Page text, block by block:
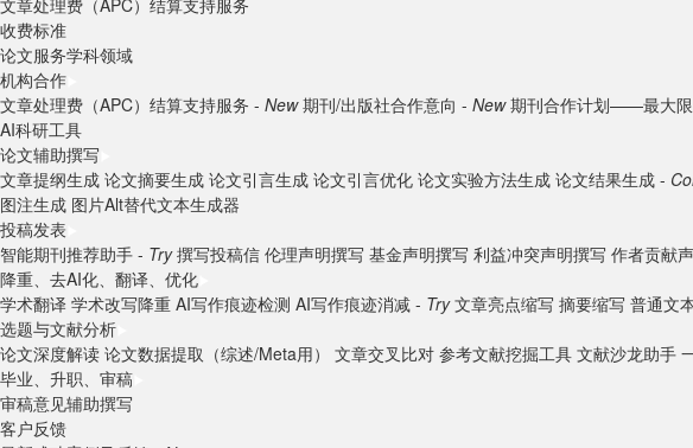
文章处理费（APC）结算支持服务
收费标准
论文服务学科领域
机构合作
文章处理费（APC）结算支持服务 - New 期刊/出版社合作意向 - New 期刊合作计划——最大限
AI科研工具
论文辅助撰写
文章提纲生成 论文摘要生成 论文引言生成 论文引言优化 论文实验方法生成 论文结果生成 -
图注生成 图片Alt替代文本生成器
投稿发表
智能期刊推荐助手 - Try 撰写投稿信 伦理声明撰写 基金声明撰写 利益冲突声明撰写 作者贡献
降重、去AI化、翻译、优化
学术翻译 学术改写降重 AI写作痕迹检测 AI写作痕迹消减 - Try 文章亮点缩写 摘要缩写 普通文
选题与文献分析
论文深度解读 论文数据提取（综述/Meta用） 文章交叉比对 参考文献挖掘工具 文献沙龙助手
毕业、升职、审稿
审稿意见辅助撰写
客户反馈